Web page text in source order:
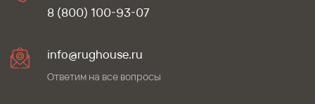
8 (800) 100-93-07
info@rughouse.ru
Ответим на все вопросы